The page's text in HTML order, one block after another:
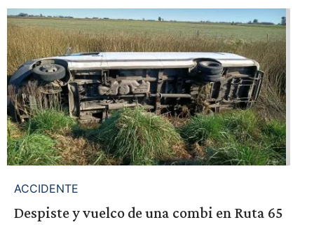
ACCIDENTE
Despiste y vuelco de una combi en Ruta 65